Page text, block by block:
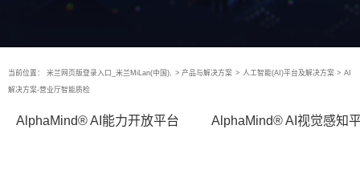
当前位置： 米兰网页版登录入口_米兰MiLan(中国), > 产品与解决方案 > 人工智能(AI)平台及解决方案 > AI
解决方案-营业厅智能质检
AlphaMind® AI能力开放平台 AlphaMind® AI视觉感知